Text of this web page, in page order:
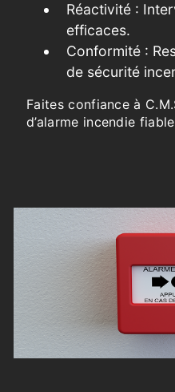
Réactivité :
efficaces.
Conformité :
de sécurité
Faites confiance à
d’alarme incendie